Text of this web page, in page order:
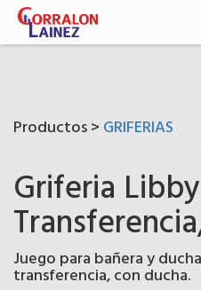
Productos > GRIFERIAS
Griferia
Juego para bañera y
transferencia, con ducha.